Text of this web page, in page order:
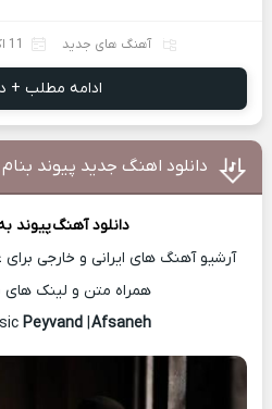
آهنگ های جدید 11 اکتبر 2025
ادامه مطلب +
دانلود اهنگ جدید پیوند
دانلود آهنگپیوند
آرشیو آهنگ های ایرانی و خارجی
همراه متن و لینک های
Peyvand Afsaneh